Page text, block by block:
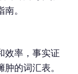
。
效率，事实证
的词汇表。